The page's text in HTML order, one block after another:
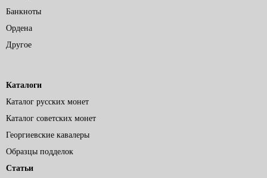
Банкноты
Ордена
Другое
Каталоги
Каталог русских монет
Каталог советских монет
Георгиевские кавалеры
Образцы подделок
Статьи